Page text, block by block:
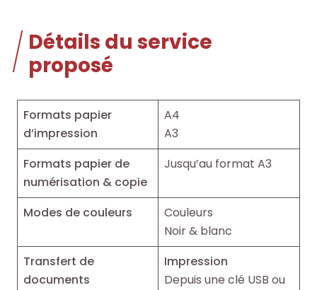
Détails du service
proposé
Formats papier
d’impression
A4
A3
Formats papier de
numérisation & copie
Jusqu’au format A3
Modes de couleurs
Couleurs
Noir & blanc
Transfert de
documents
Impression
Depuis une clé USB ou